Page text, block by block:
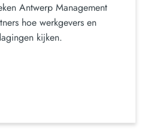
Antwerp Management
hoe werkgevers en
kijken.